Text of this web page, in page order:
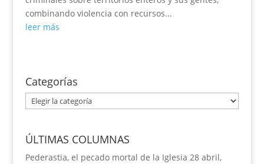
combinando violencia con recursos...
leer más
Categorías
Categorías
ÚLTIMAS COLUMNAS
Pederastia, el pecado mortal de la Iglesia 28 abril,